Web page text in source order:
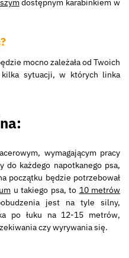
dostępnym karabinkiem w
mocno zależała od Twoich
sytuacji, w których linka
wymagającym pracy
do każdego napotkanego psa,
początku będzie potrzebował
u takiego psa, to 10 metrów
jest na tyle silny,
po łuku na 12-15 metrów,
czy wyrywania się.